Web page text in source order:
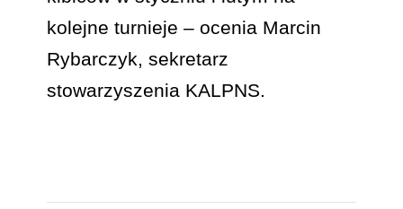
kolejne turnieje – ocenia Marcin
Rybarczyk, sekretarz
stowarzyszenia KALPNS.